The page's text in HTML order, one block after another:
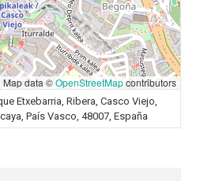
Map data ©OpenStreetMapcontributors
Etxebarria, Ribera, Casco Viejo,
País Vasco, 48007, España